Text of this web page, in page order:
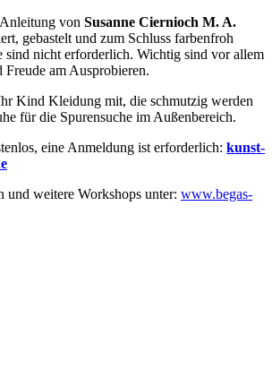
von Susanne Ciernioch M. A.
gebastelt und zum Schluss farbenfroh
sind nicht erforderlich. Wichtig sind vor allem
Freude am Ausprobieren.
Kind Kleidung mit, die schmutzig werden
für die Spurensuche im Außenbereich.
eine Anmeldung ist erforderlich: kunst-
und weitere Workshops unter: www.begas-